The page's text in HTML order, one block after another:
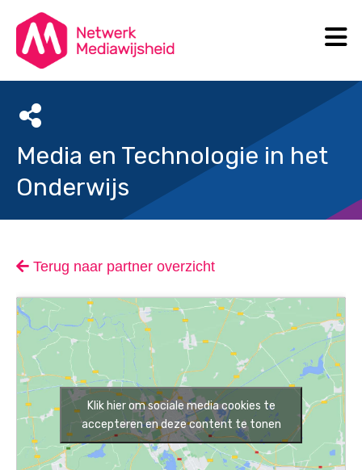
Media en Technologie in het
Onderwijs
Terug naar partner overzicht
Klik hier om sociale media cookies te
accepteren en deze content te tonen